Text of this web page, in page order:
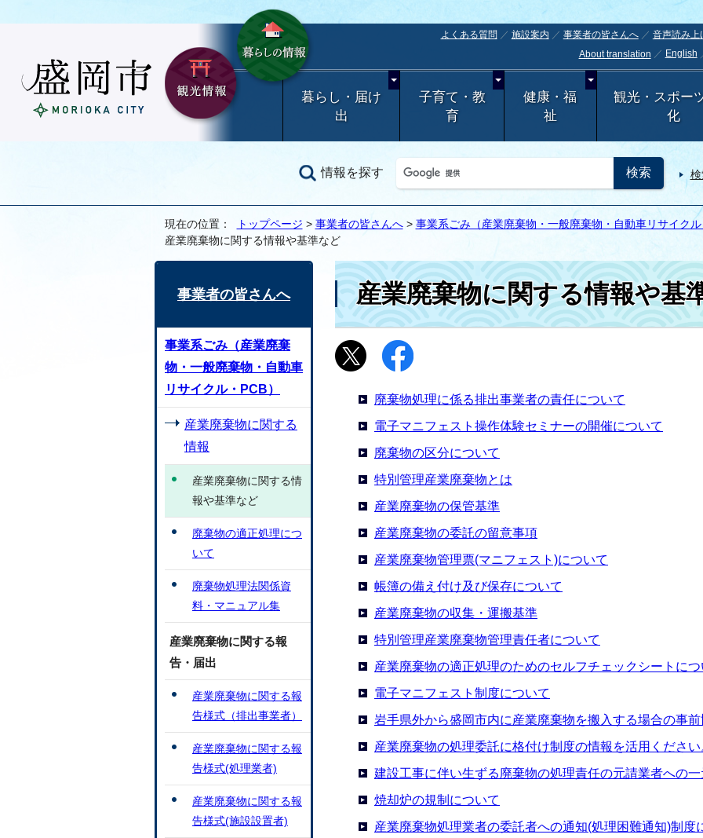
よくある質問 施設案内 事業者の皆さんへ
音声読み上
About translation
English
暮らし・届け
出
子育て・教
育
健康・福
祉
観光・スポー
化
情報を探す
現在の位置： トップページ > 事業者の皆さんへ> 事業系ごみ（産業廃棄物・一般廃棄物・自動車リサイク
産業廃棄物に関する情報や基準など
産業廃棄物に関する情報や基
廃棄物処理に係る排出事業者の責任について
電子マニフェスト操作体験セミナーの開催について
廃棄物の区分について
特別管理産業廃棄物とは
産業廃棄物の保管基準
産業廃棄物の委託の留意事項
産業廃棄物管理票(マニフェスト)について
帳簿の備え付け及び保存について
産業廃棄物の収集・運搬基準
特別管理産業廃棄物管理責任者について
産業廃棄物の適正処理のためのセルフチェックシートに
電子マニフェスト制度について
岩手県外から盛岡市内に産業廃棄物を搬入する場合の事
産業廃棄物の処理委託に格付け制度の情報を活用ください
建設工事に伴い生ずる廃棄物の処理責任の元請業者への
焼却炉の規制について
産業廃棄物処理業者の委託者への通知(処理困難通知)制度
事業者の皆さんへ
事業系ごみ（産業廃棄
物・一般廃棄物・自動車
リサイクル・PCB）
産業廃棄物に関する
情報
産業廃棄物に関する情
報や基準など
廃棄物の適正処理につ
いて
廃棄物処理法関係資
料・マニュアル集
産業廃棄物に関する報
告・届出
産業廃棄物に関する報
告様式（排出事業者）
産業廃棄物に関する報
告様式(処理業者)
産業廃棄物に関する報
告様式(施設設置者)